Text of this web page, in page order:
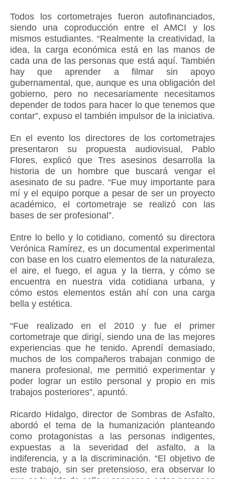
Todos los cortometrajes fueron autofinanciados,
siendo una coproducción entre el AMCI y los
mismos estudiantes. “Realmente la creatividad, la
idea, la carga económica está en las manos de
cada una de las personas que está aquí. También
hay que aprender a filmar sin apoyo
gubernamental, que, aunque es una obligación del
gobierno, pero no necesariamente necesitamos
depender de todos para hacer lo que tenemos que
contar”, expuso el también impulsor de la iniciativa.
En el evento los directores de los cortometrajes
presentaron su propuesta audiovisual, Pablo
Flores, explicó que Tres asesinos desarrolla la
historia de un hombre que buscará vengar el
asesinato de su padre. “Fue muy importante para
mí y el equipo porque a pesar de ser un proyecto
académico, el cortometraje se realizó con las
bases de ser profesional”.
Entre lo bello y lo cotidiano, comentó su directora
Verónica Ramírez, es un documental experimental
con base en los cuatro elementos de la naturaleza,
el aire, el fuego, el agua y la tierra, y cómo se
encuentra en nuestra vida cotidiana urbana, y
cómo estos elementos están ahí con una carga
bella y estética.
“Fue realizado en el 2010 y fue el primer
cortometraje que dirigí, siendo una de las mejores
experiencias que he tenido. Aprendí demasiado,
muchos de los compañeros trabajan conmigo de
manera profesional, me permitió experimentar y
poder lograr un estilo personal y propio en mis
trabajos posteriores”, apuntó.
Ricardo Hidalgo, director de Sombras de Asfalto,
abordó el tema de la humanización planteando
como protagonistas a las personas indigentes,
expuestas a la severidad del asfalto, a la
indiferencia, y a la discriminación. “El objetivo de
este trabajo, sin ser pretensioso, era observar lo